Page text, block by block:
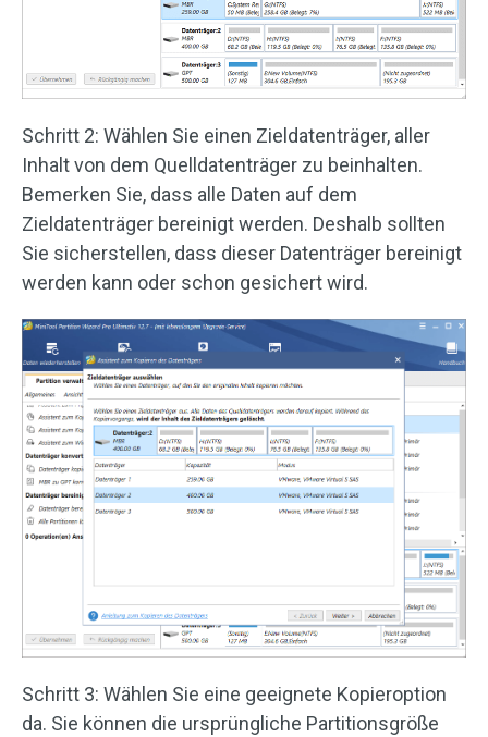
Schritt 2: Wählen Sie einen Zieldatenträger, aller
Inhalt von dem Quelldatenträger zu beinhalten.
Bemerken Sie, dass alle Daten auf dem
Zieldatenträger bereinigt werden. Deshalb sollten
Sie sicherstellen, dass dieser Datenträger bereinigt
werden kann oder schon gesichert wird.
Schritt 3: Wählen Sie eine geeignete Kopieroption
da. Sie können die ursprüngliche Partitionsgröße